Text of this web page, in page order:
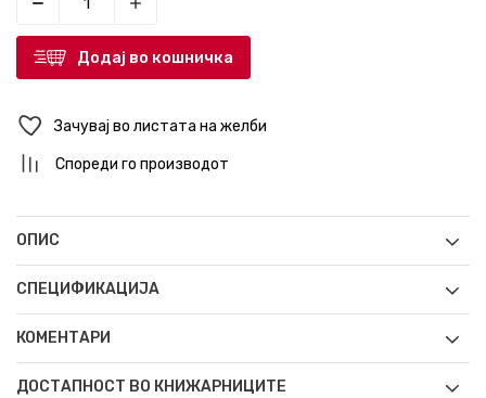
Додај во кошничка
Зачувај во листата на желби
Спореди го производот
ОПИС
СПЕЦИФИКАЦИЈА
КОМЕНТАРИ
ДОСТАПНОСТ ВО КНИЖАРНИЦИТЕ